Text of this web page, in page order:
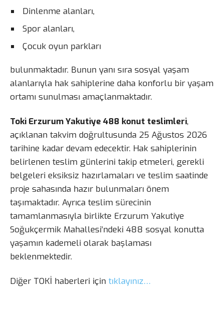
Dinlenme alanları,
Spor alanları,
Çocuk oyun parkları
bulunmaktadır. Bunun yanı sıra sosyal yaşam
alanlarıyla hak sahiplerine daha konforlu bir yaşam
ortamı sunulması amaçlanmaktadır.
Toki Erzurum Yakutiye 488 konut teslimleri,
açıklanan takvim doğrultusunda 25 Ağustos 2026
tarihine kadar devam edecektir. Hak sahiplerinin
belirlenen teslim günlerini takip etmeleri, gerekli
belgeleri eksiksiz hazırlamaları ve teslim saatinde
proje sahasında hazır bulunmaları önem
taşımaktadır. Ayrıca teslim sürecinin
tamamlanmasıyla birlikte Erzurum Yakutiye
Soğukçermik Mahallesi’ndeki 488 sosyal konutta
yaşamın kademeli olarak başlaması
beklenmektedir.
Diğer TOKİ haberleri için tıklayınız…